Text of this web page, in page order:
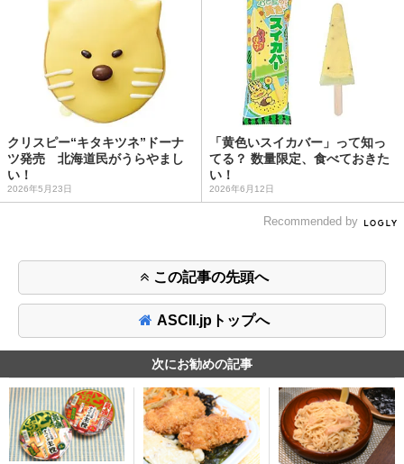
クリスピー“キタキツネ”ドーナ
ツ発売 北海道民がうらやまし
い！
2026年5月23日
「黄色いスイカバー」って知っ
てる？ 数量限定、食べておきた
い！
2026年6月12日
Recommended by
この記事の先頭へ
ASCII.jpトップへ
次にお勧めの記事